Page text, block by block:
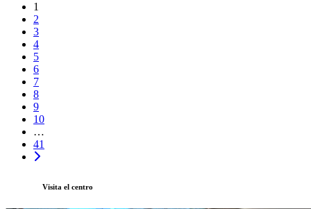
1
2
3
4
5
6
7
8
9
10
…
41
Visita el centro